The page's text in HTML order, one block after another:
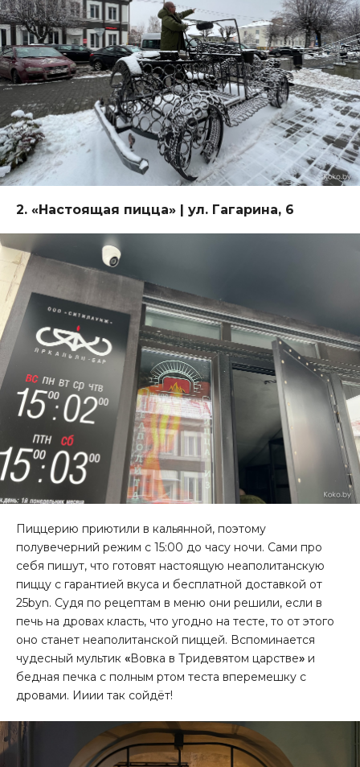
2. «Настоящая пицца» | ул. Гагарина, 6
Пиццерию приютили в кальянной, поэтому
полувечерний режим с 15:00 до часу ночи. Сами про
себя пишут, что готовят настоящую неаполитанскую
пиццу с гарантией вкуса и бесплатной доставкой от
25byn. Судя по рецептам в меню они решили, если в
печь на дровах класть, что угодно на тесте, то от этого
оно станет неаполитанской пиццей. Вспоминается
чудесный мультик «Вовка в Тридевятом царстве» и
бедная печка с полным ртом теста вперемешку с
дровами. Ииии так сойдёт!